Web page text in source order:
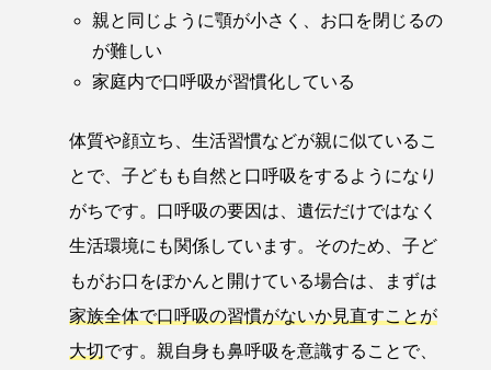
親と同じように顎が小さく、お口を閉じるの
が難しい
家庭内で口呼吸が習慣化している
体質や顔立ち、生活習慣などが親に似ているこ
とで、子どもも自然と口呼吸をするようになり
がちです。口呼吸の要因は、遺伝だけではなく
生活環境にも関係しています。そのため、子ど
もがお口をぽかんと開けている場合は、まずは
家族全体で口呼吸の習慣がないか見直すことが
大切です。親自身も鼻呼吸を意識することで、